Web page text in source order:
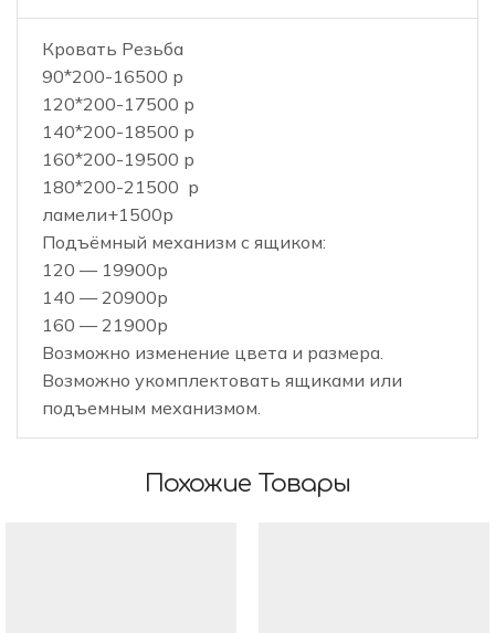
Кровать Резьба
90*200-16500 р
120*200-17500 р
140*200-18500 р
160*200-19500 р
180*200-21500 р
ламели+1500р
Подъёмный механизм с ящиком:
120 — 19900р
140 — 20900р
160 — 21900р
Возможно изменение цвета и размера.
Возможно укомплектовать ящиками или
подъемным механизмом.
Похожие Товары